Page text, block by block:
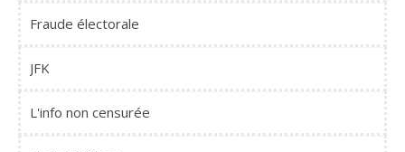
Fraude électorale
JFK
L'info non censurée